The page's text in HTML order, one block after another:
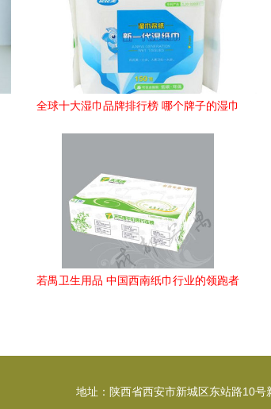
全球十大湿巾品牌排行榜 哪个牌子的湿巾
若禺卫生用品 中国西南纸巾行业的领跑者
地址：陕西省西安市新城区东站路10